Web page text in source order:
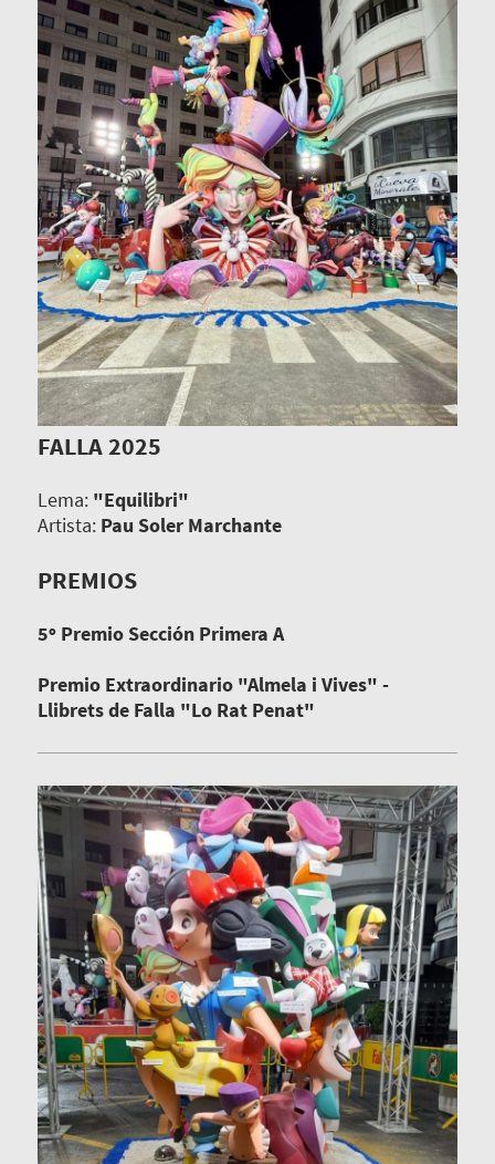
FALLA 2025
Lema: "Equilibri"
Artista: Pau Soler Marchante
PREMIOS
5º Premio Sección Primera A
Premio Extraordinario "Almela i Vives" -
Llibrets de Falla "Lo Rat Penat"